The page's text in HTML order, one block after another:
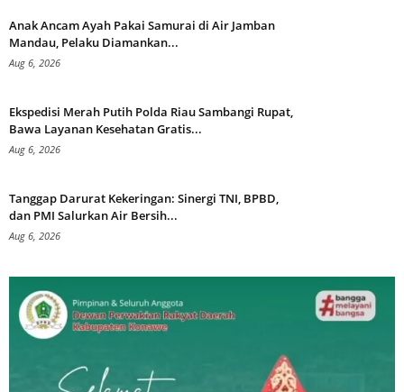
Anak Ancam Ayah Pakai Samurai di Air Jamban
Mandau, Pelaku Diamankan...
Aug 6, 2026
Ekspedisi Merah Putih Polda Riau Sambangi Rupat,
Bawa Layanan Kesehatan Gratis...
Aug 6, 2026
Tanggap Darurat Kekeringan: Sinergi TNI, BPBD,
dan PMI Salurkan Air Bersih...
Aug 6, 2026